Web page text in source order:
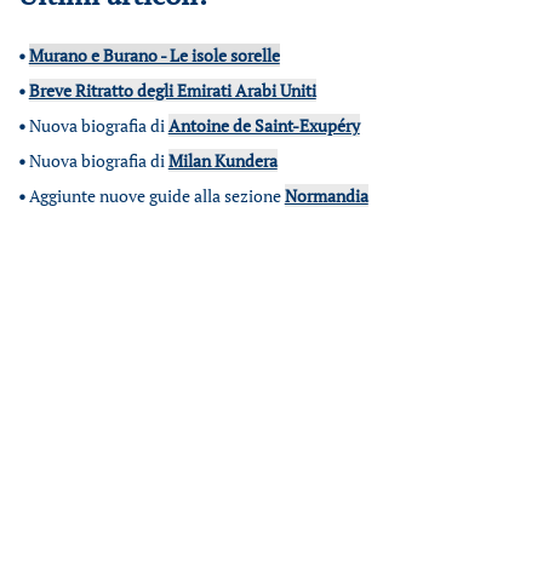
•Murano e Burano - Le isole sorelle
•Breve Ritratto degli Emirati Arabi Uniti
•Nuova biografia diAntoine de Saint-Exupéry
•Nuova biografia diMilan Kundera
•Aggiunte nuove guide alla sezioneNormandia